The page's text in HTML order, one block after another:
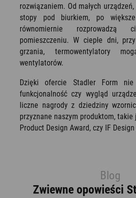
rozwiązaniem. Od małych
stopy pod biurkiem, po
równomiernie rozprowadzą
pomieszczeniu. W ciepłe dni,
grzania, termowentylatory
wentylatorów.
Dzięki ofercie Stadler Form nie
funkcjonalność czy wygląd
liczne nagrody z dziedziny
przyznane naszym produktom, takie
Product Design Award, czy IF
Blog
Zwiewne opowieści